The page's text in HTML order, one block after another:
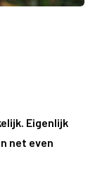
Eigenlijk
net even